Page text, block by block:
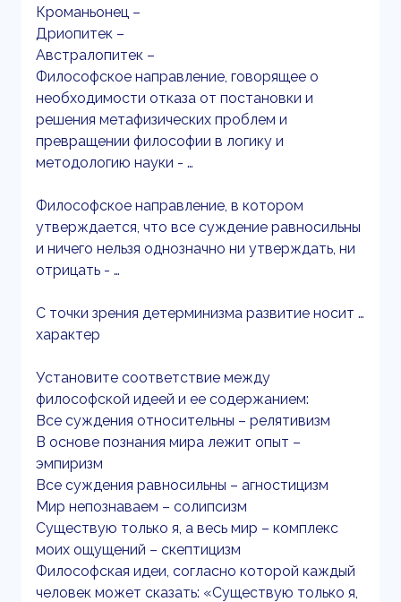
Кроманьонец –
Дриопитек –
Австралопитек –
Философское направление, говорящее о
необходимости отказа от постановки и
решения метафизических проблем и
превращении философии в логику и
методологию науки - …
Философское направление, в котором
утверждается, что все суждение равносильны
и ничего нельзя однозначно ни утверждать, ни
отрицать - …
С точки зрения детерминизма развитие носит …
характер
Установите соответствие между
философской идеей и ее содержанием:
Все суждения относительны – релятивизм
В основе познания мира лежит опыт –
эмпиризм
Все суждения равносильны – агностицизм
Мир непознаваем – солипсизм
Существую только я, а весь мир – комплекс
моих ощущений – скептицизм
Философская идеи, согласно которой каждый
человек может сказать: «Существую только я,